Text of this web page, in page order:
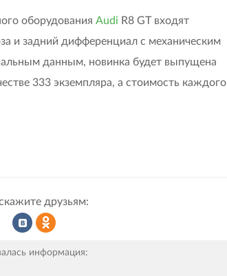
оборудования Audi R8 GT входят
и задний дифференциал с механическим
данным, новинка будет выпущена
333 экземпляра, а стоимость каждого
друзьям:
информация: